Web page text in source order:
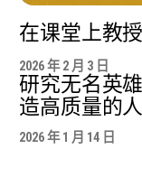
在课堂上教
2026 年 2 月 3 日
研究无名英
造高质量的
2026 年 1 月 14 日